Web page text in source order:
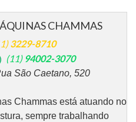
CHAMMAS
3229-8710
(11) 94002-3070
São Caetano, 520
Chammas está atuando no
sempre trabalhando